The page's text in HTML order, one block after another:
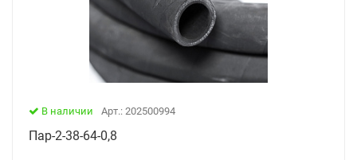
В наличии Арт.: 202500994
Пар-2-38-64-0,8